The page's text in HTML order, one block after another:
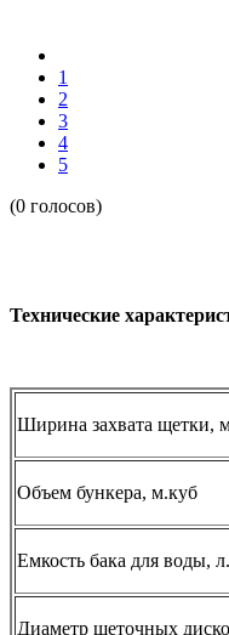
1
2
3
4
5
(0 голосов)
Технические
Ширина захвата щетки,
Объем бункера, м.куб
Емкость бака для воды, л.
Диаметр щеточных